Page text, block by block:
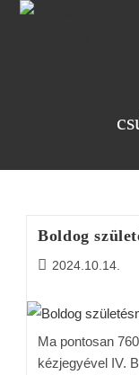
Boldog
2024.10.14.
Ma pontosan
kézjegyével IV.